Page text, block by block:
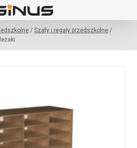
/ Szafy i regały przedszkolne /